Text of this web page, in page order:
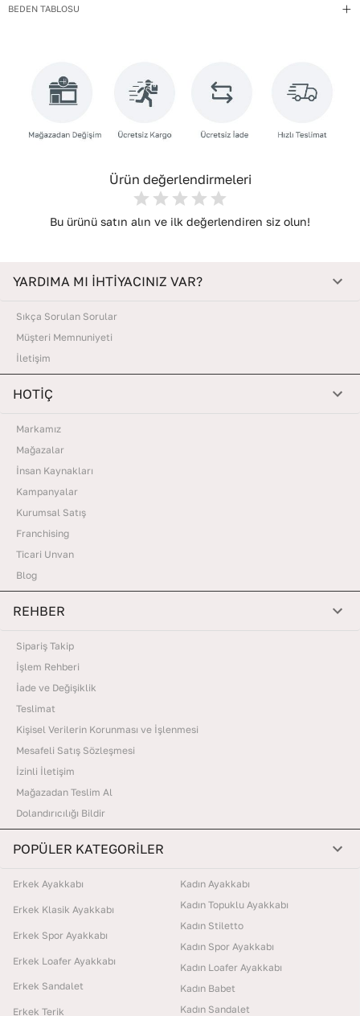
Menşei:Türkiye
Topuk Tipi:İnce Topuklu
arındırın. Hafif nemli bezle silin, doğal olarak kurumasını
BEDEN TABLOSU
Ürün değerlendirmeleri
Bu ürünü satın alın ve ilk değerlendiren siz olun!
YARDIMA MI İHTİYACINIZ VAR?
Sıkça Sorulan Sorular
Müşteri Memnuniyeti
İletişim
HOTİÇ
Markamız
Mağazalar
İnsan Kaynakları
Kampanyalar
Kurumsal Satış
Franchising
Ticari Unvan
Blog
REHBER
Sipariş Takip
İşlem Rehberi
İade ve Değişiklik
Teslimat
Kişisel Verilerin Korunması ve İşlenmesi
Mesafeli Satış Sözleşmesi
İzinli İletişim
Mağazadan Teslim Al
Dolandırıcılığı Bildir
POPÜLER KATEGORİLER
Erkek Ayakkabı
Erkek Klasik Ayakkabı
Erkek Spor Ayakkabı
Erkek Loafer Ayakkabı
Erkek Sandalet
Erkek Terik
Kadın Ayakkabı
Kadın Topuklu Ayakkabı
Kadın Stiletto
Kadın Spor Ayakkabı
Kadın Loafer Ayakkabı
Kadın Babet
Kadın Sandalet